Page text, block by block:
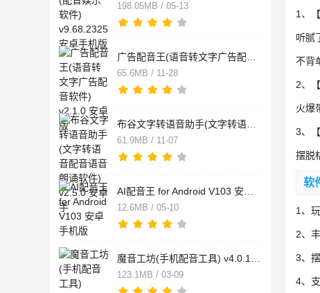
198.05MB / 05-13
65.6MB / 11-28
61.9MB / 11-07
12.6MB / 05-10
123.1MB / 03-09
1、
听腻
不背
2、
火爆
3、
摆脱
软
1、
2、
3、
4、